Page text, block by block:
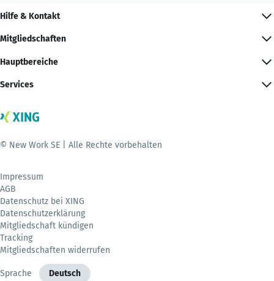
Hilfe & Kontakt
Mitgliedschaften
Hauptbereiche
Services
© New Work SE | Alle Rechte vorbehalten
Impressum
AGB
Datenschutz bei XING
Datenschutzerklärung
Mitgliedschaft kündigen
Tracking
Mitgliedschaften widerrufen
Sprache Deutsch